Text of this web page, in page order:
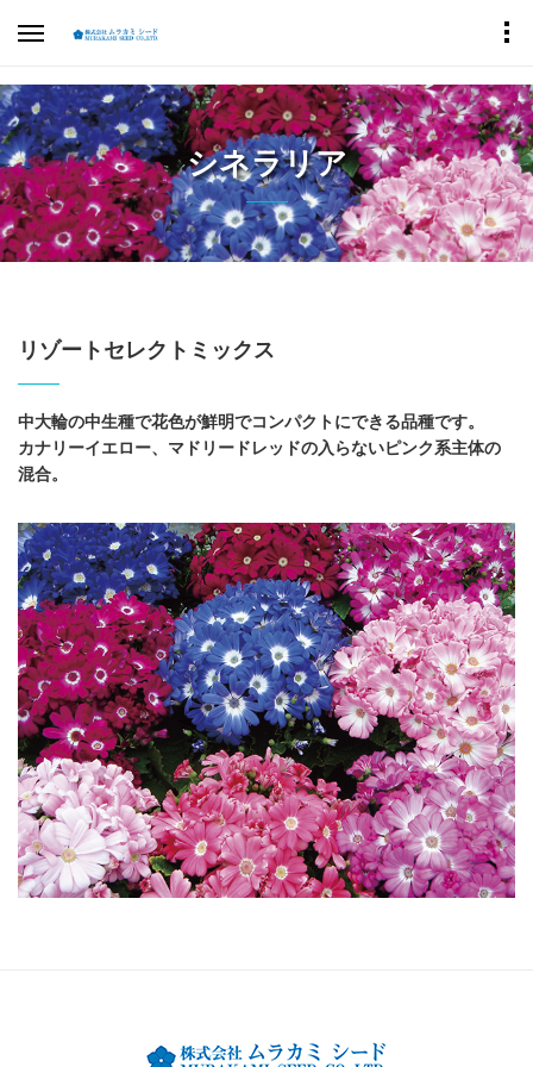
シネラリア
リゾートセレクトミックス
中大輪の中生種で花色が鮮明でコンパクトにできる品種です。
カナリーイエロー、マドリードレッドの入らないピンク系主体の
混合。